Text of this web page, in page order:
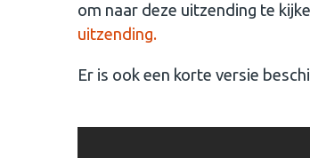
om naar deze uitzending te
uitzending.
Er is ook een korte versie